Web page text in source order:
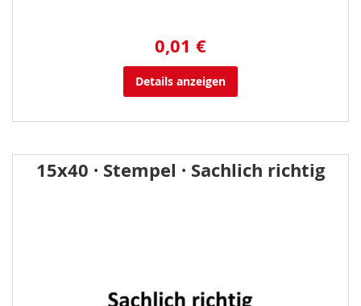
0,01 €
Details anzeigen
15x40 · Stempel · Sachlich richtig